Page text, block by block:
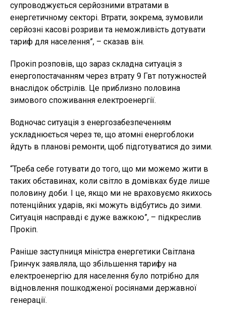
супроводжується серйозними втратами в
енергетичному секторі. Втрати, зокрема, зумовили
серйозні касові розриви та неможливість дотувати
тариф для населення”, – сказав він.
Прокіп розповів, що зараз складна ситуація з
енергопостачанням через втрату 9 Гвт потужностей
внаслідок обстрілів. Це приблизно половина
зимового споживання електроенергії.
Водночас ситуація з енергозабезпеченням
ускладнюється через те, що атомні енергоблоки
йдуть в планові ремонти, щоб підготуватися до зими.
“Треба себе готувати до того, що ми можемо жити в
таких обставинах, коли світло в домівках буде лише
половину доби. І це, якщо ми не враховуємо якихось
потенційних ударів, які можуть відбутись до зими.
Ситуація насправді є дуже важкою”, – підкреслив
Прокіп.
Раніше заступниця міністра енергетики Світлана
Гринчук заявляла, що збільшення тарифу на
електроенергію для населення було потрібно для
відновлення пошкодженої росіянами державної
генерації.